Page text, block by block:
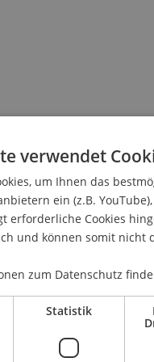
zum
an der Universität
Forum für
statt.
bietet eine Plattform
Dialog zwischen
die sich
der Veranstaltung
auch
verwendet
um Ihnen das
ein (z.B.
erforderliche Cookies
und können somit nicht
zum Datenschutz
Statistik